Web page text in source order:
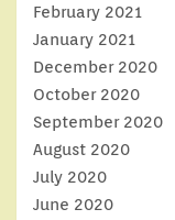
February 2021
January 2021
December 2020
October 2020
September 2020
August 2020
July 2020
June 2020